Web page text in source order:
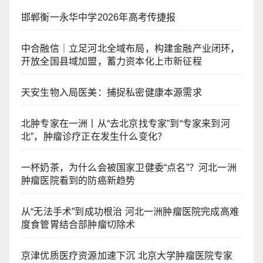
邯郸衡一永华中学2026年高考传捷报
中合融信｜立足河北全域布局，构建金融产业闭环，
开放全国县域加盟，蓄力资本化上市新征程
天安生物入局医美：捕捉私密健康本源需求
北肿专家在一洲丨从“去北京找专家”到“专家来到河
北”，肿瘤诊疗正在发生什么变化？
一杯奶茶，为什么会被国家卫健委“点名”？河北一洲
肿瘤医院看到的防癌新趋势
从“无法手术”到成功根治 河北一洲肿瘤医院完成高难
度食管胃结合部肿瘤切除术
京津优质医疗资源加速下沉 北京大学肿瘤医院专家